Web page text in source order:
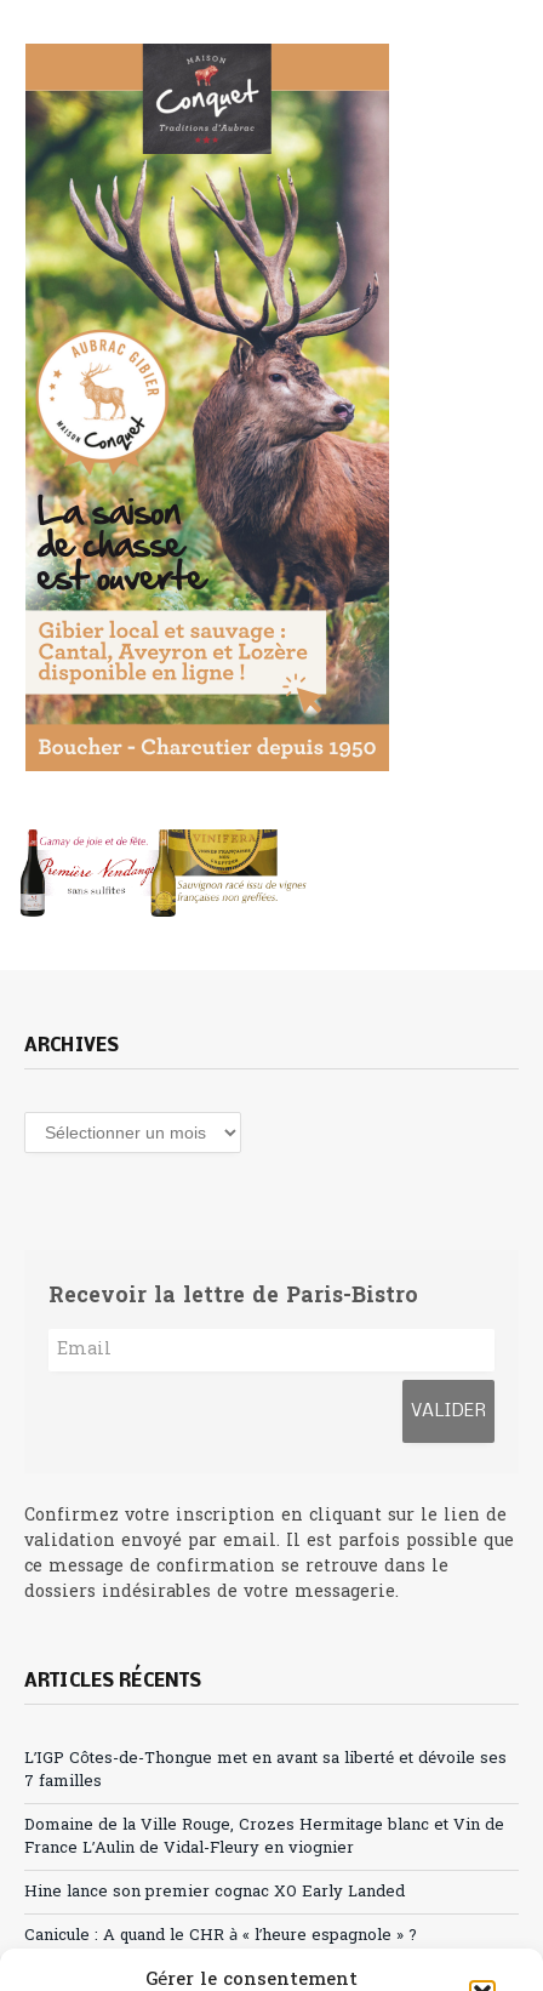
Gérer le consentement
ARCHIVES
Archives
Recevoir la lettre de Paris-Bistro
Confirmez votre inscription en cliquant sur le lien de
validation envoyé par email. Il est parfois possible que
ce message de confirmation se retrouve dans le
dossiers indésirables de votre messagerie.
ARTICLES RÉCENTS
L’IGP Côtes-de-Thongue met en avant sa liberté et dévoile ses
7 familles
Domaine de la Ville Rouge, Crozes Hermitage blanc et Vin de
France L’Aulin de Vidal-Fleury en viognier
Hine lance son premier cognac XO Early Landed
Canicule : A quand le CHR à « l’heure espagnole » ?